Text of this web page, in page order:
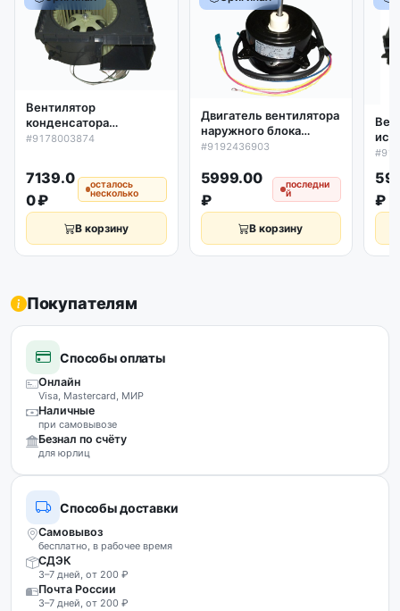
Вентилятор
конденсатора
кондиционера Beko в
#9178003874
7139.0
0 ₽
осталось
несколько
В корзину
Двигатель вентилятора
наружного блока
кондиционера Beko
#9192436903
5999.00
₽
последни
й
В корзину
₽
Покупателям
Способы оплаты
Онлайн
Visa, Mastercard, МИР
Наличные
при самовывозе
Безнал по счёту
для юрлиц
Способы доставки
Самовывоз
бесплатно, в рабочее время
СДЭК
3–7 дней, от 200 ₽
Почта России
3–7 дней, от 200 ₽